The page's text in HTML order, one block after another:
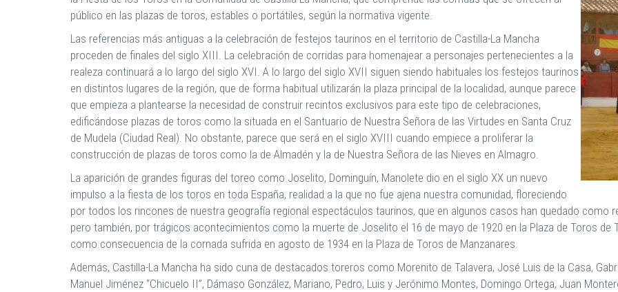
público en las plazas de toros, estables o portátiles, según la normativa vigente.
Las referencias más antiguas a la celebración de festejos taurinos en el territorio de Castilla-La Mancha
proceden de finales del siglo XIII. La celebración de corridas para homenajear a personajes pertenecientes a la
realeza continuará a lo largo del siglo XVI. A lo largo del siglo XVII siguen siendo habituales los festejos taurinos
en distintos lugares de la región, que de forma habitual utilizarán la plaza principal de la localidad, aunque parece
que empieza a plantearse la necesidad de construir recintos exclusivos para este tipo de celebraciones,
edificándose plazas de toros como la situada en el Santuario de Nuestra Señora de las Virtudes en Santa Cruz
de Mudela (Ciudad Real). No obstante, parece que será en el siglo XVIII cuando empiece a proliferar la
construcción de plazas de toros como la de Almadén y la de Nuestra Señora de las Nieves en Almagro.
La aparición de grandes figuras del toreo como Joselito, Dominguín, Manolete dio en el siglo XX un nuevo
impulso a la fiesta de los toros en toda España, realidad a la que no fue ajena nuestra comunidad, floreciendo
por todos los rincones de nuestra geografía regional espectáculos taurinos, que en algunos casos han quedado como
pero también, por trágicos acontecimientos como la muerte de Joselito el 16 de mayo de 1920 en la Plaza de Toros de
como consecuencia de la cornada sufrida en agosto de 1934 en la Plaza de Toros de Manzanares.
Además, Castilla-La Mancha ha sido cuna de destacados toreros como Morenito de Talavera, José Luis de la Casa,
Manuel Jiménez “Chicuelo II”, Dámaso González, Mariano, Pedro, Luis y Jerónimo Montes, Domingo Ortega, Juan